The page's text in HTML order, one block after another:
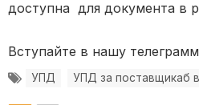
доступна для документа в
Вступайте в нашу
УПД УПД за поставщикаб